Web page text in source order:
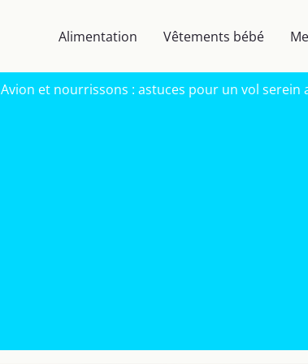
Alimentation Vêtements bébé
Avion et nourrissons : astuces pour un vol serein